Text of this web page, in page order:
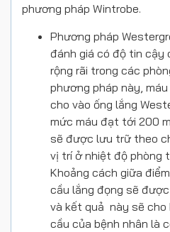
phương pháp Wintrobe.
Phương pháp
đánh giá có độ tin cậy
rộng rãi trong các
phương pháp này,
cho vào ống lắng
mức máu đạt tới 200
sẽ được lưu trữ theo
vị trí ở nhiệt độ phòng
Khoảng cách giữa
cầu lắng đọng sẽ
và kết quả này sẽ
cầu của bệnh nhân là